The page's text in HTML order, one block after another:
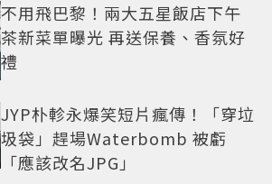
不用飛巴黎！兩大五星飯店下午
茶新菜單曝光 再送保養、香氛好
禮
JYP朴軫永爆笑短片瘋傳！「穿垃
圾袋」趕場Waterbomb 被虧
「應該改名JPG」